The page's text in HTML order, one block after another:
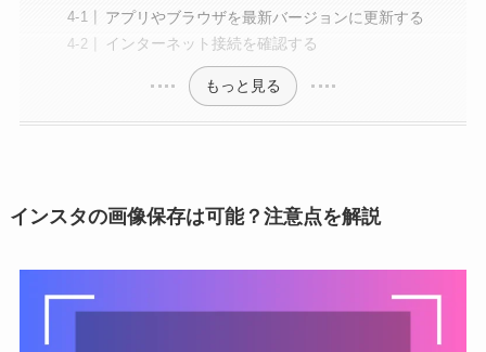
アプリやブラウザを最新バージョンに更新する
インターネット接続を確認する
もっと見る
インスタの画像保存は可能？注意点を解説